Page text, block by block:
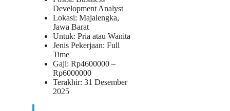
Development Analyst
Lokasi: Majalengka,
Jawa Barat
Untuk: Pria atau Wanita
Jenis Pekerjaan: Full
Time
Gaji: Rp4600000 –
Rp6000000
Terakhir: 31 Desember
2025